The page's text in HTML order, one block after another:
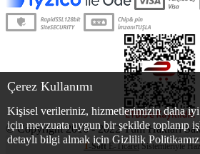
Çerez Kullanımı
Kişisel verileriniz, hizmetlerimizin daha iyi
için mevzuata uygun bir şekilde toplanıp
detaylı bilgi almak için Gizlilik
© Copyright 2016 - 2022 Tüm Hakları
T-SoftE-TicaretSistemleriyle